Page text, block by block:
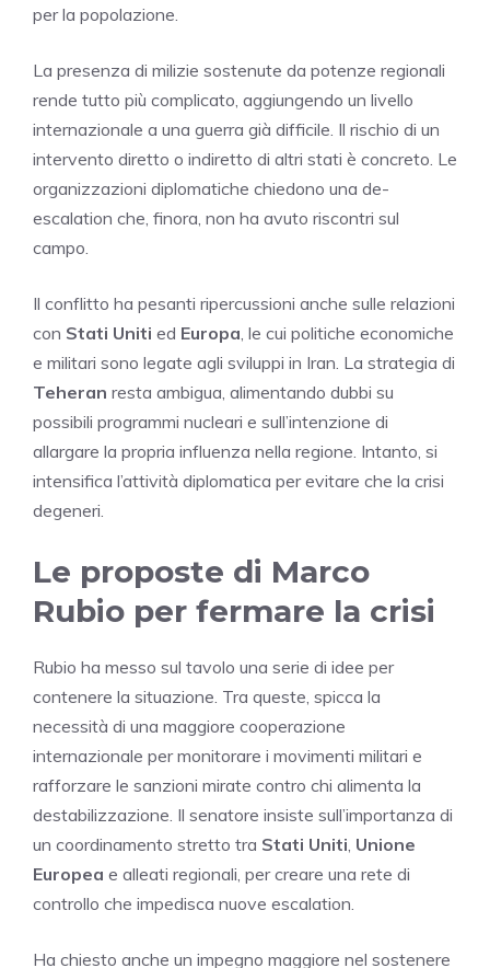
per la popolazione.
La presenza di milizie sostenute da potenze regionali
rende tutto più complicato, aggiungendo un livello
internazionale a una guerra già difficile. Il rischio di un
intervento diretto o indiretto di altri stati è concreto. Le
organizzazioni diplomatiche chiedono una de-
escalation che, finora, non ha avuto riscontri sul
campo.
Il conflitto ha pesanti ripercussioni anche sulle relazioni
con Stati Uniti ed Europa , le cui politiche economiche
e militari sono legate agli sviluppi in Iran. La strategia di
Teheran resta ambigua, alimentando dubbi su
possibili programmi nucleari e sull’intenzione di
allargare la propria influenza nella regione. Intanto, si
intensifica l’attività diplomatica per evitare che la crisi
degeneri.
Le proposte di Marco
Rubio per fermare la crisi
Rubio ha messo sul tavolo una serie di idee per
contenere la situazione. Tra queste, spicca la
necessità di una maggiore cooperazione
internazionale per monitorare i movimenti militari e
rafforzare le sanzioni mirate contro chi alimenta la
destabilizzazione. Il senatore insiste sull’importanza di
un coordinamento stretto tra Stati Uniti Unione
Europea e alleati regionali, per creare una rete di
controllo che impedisca nuove escalation.
Ha chiesto anche un impegno maggiore nel sostenere